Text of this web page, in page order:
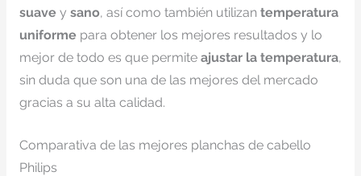
suavey sano, así como también utilizan temperatura
uniformepara obtener los mejores resultados y lo
mejor de todo es que permite ajustar la temperatura,
sin duda que son una de las mejores del mercado
gracias a su alta calidad.
Comparativa de las mejores planchas de cabello
Philips